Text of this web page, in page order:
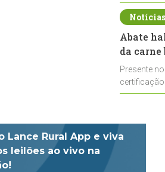
de leite cru
Abate
da
Presente
Lance Rural App e viva
leilões ao vivo na